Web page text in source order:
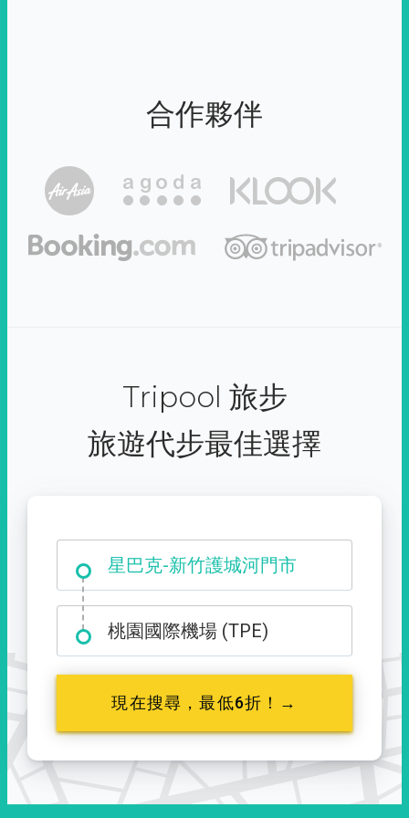
合作夥伴
Tripool 旅步
旅遊代步最佳選擇
星巴克-新竹護城河門市
大霸尖山登山口
桃園國際機場 (TPE)
現在搜尋，最低6折！→